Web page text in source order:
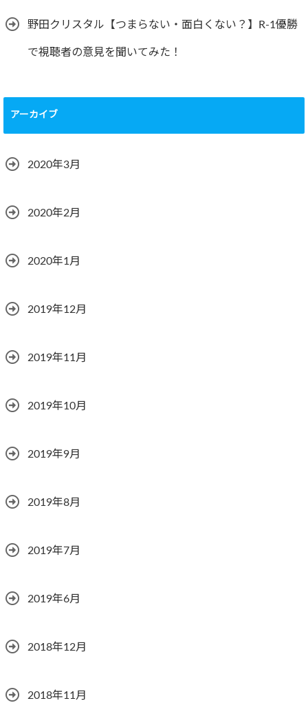
野田クリスタル【つまらない・面白くない？】R-1優勝
で視聴者の意見を聞いてみた！
アーカイブ
2020年3月
2020年2月
2020年1月
2019年12月
2019年11月
2019年10月
2019年9月
2019年8月
2019年7月
2019年6月
2018年12月
2018年11月